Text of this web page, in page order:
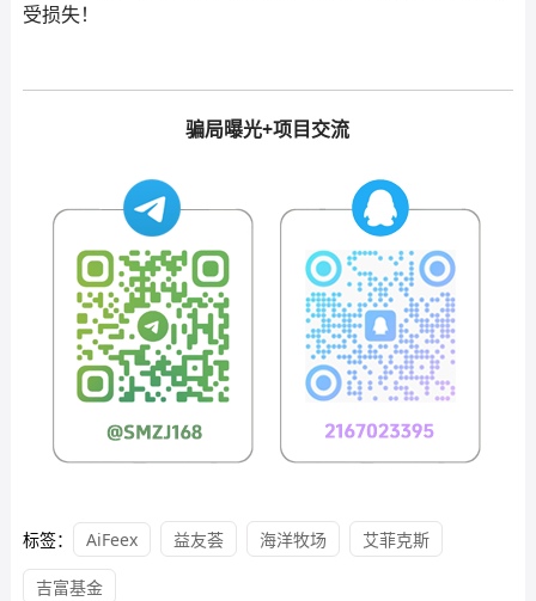
受损失！
骗局曝光+项目交流
标签： AiFeex 益友荟 海洋牧场 艾菲克斯
吉富基金